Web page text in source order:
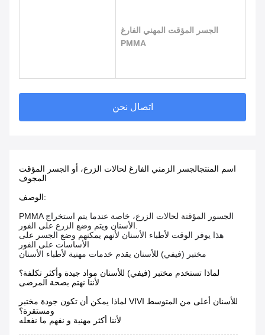
الجسر المؤقت المهني الفارغ
PMMA
اتصال نحن
اسم المنتجالجسر الزمني الفارغ لحالات الزرع، أو الجسر المؤقت
المجوف
الوصف:
PMMA الجسور المؤقتة لحالات الزرع، خاصة عندما يتم استخراج
هذا يوفر الوقت لأطباء الأسنان لأنهم يمكنهم وضع الجسر على
الأساسات على الفور
مختبر (فيفي) للأسنان يقدم خدمات مهنية لأطباء الأسنان
لماذا تستخدم مختبر (فيفي) للأسنان مواد جيدة وأكثر تكلفة؟
لأننا نهتم بصحة المرضى
لماذا يمكن أن تكون جودة مختبر VIVI للأسنان أعلى من المتوسط
ومستقرة؟
لأننا أكثر مهنية و نفهم ما نفعله